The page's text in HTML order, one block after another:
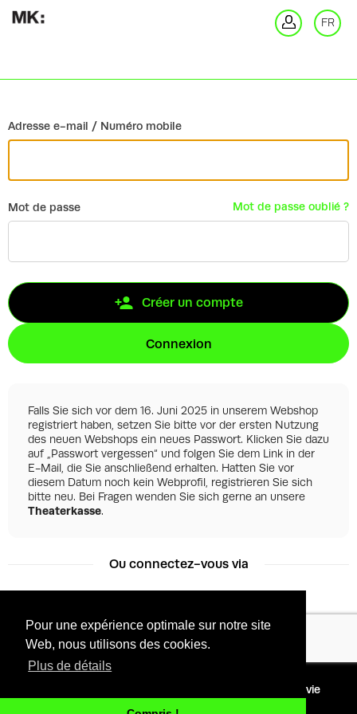
Pour une expérience optimale sur notre site
Web, nous utilisons des cookies.
Plus de détails
FR
Adresse e-mail / Numéro mobile
Mot de passe Mot de passe oublié ?
Créer un compte
Connexion
Falls Sie sich vor dem 16. Juni 2025 in unserem Webshop
registriert haben, setzen Sie bitte vor der ersten Nutzung
des neuen Webshops ein neues Passwort. Klicken Sie dazu
auf „Passwort vergessen“ und folgen Sie dem Link in der
E-Mail, die Sie anschließend erhalten. Hatten Sie vor
diesem Datum noch kein Webprofil, registrieren Sie sich
bitte neu. Bei Fragen wenden Sie sich gerne an unsere
Theaterkasse.
Ou connectez-vous via
Facebook
Tixly
Protection de la vie